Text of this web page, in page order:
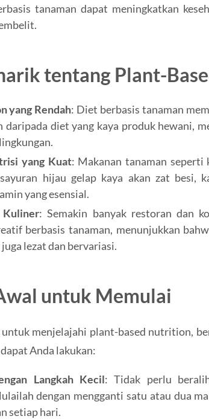
tanaman dapat meningkatkan
tentang Plant-
yang Rendah: Diet berbasis tanaman
daripada diet yang kaya produk hewani,
yang Kuat: Makanan tanaman seperti
hijau gelap kaya akan zat besi,
yang esensial.
: Semakin banyak restoran dan
berbasis tanaman, menunjukkan
lezat dan bervariasi.
untuk Memulai
menjelajahi plant-based nutrition,
Anda lakukan:
Langkah Kecil: Tidak perlu
dengan mengganti satu atau dua
setiap hari.